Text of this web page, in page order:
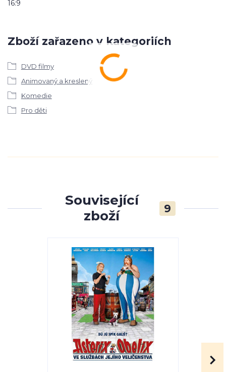
16:9
Zboží zařazeno v kategoriích
DVD filmy
Animovaný a kreslený
Komedie
Pro děti
Související
zboží
9